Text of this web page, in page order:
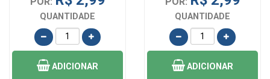
QUANTIDADE
ADICIONAR
QUANTIDADE
ADICIONAR